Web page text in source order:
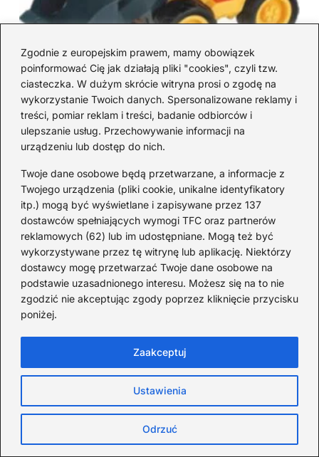
Zgodnie z europejskim prawem, mamy obowiązek
poinformować Cię jak działają pliki "cookies", czyli tzw.
ciasteczka. W dużym skrócie witryna prosi o zgodę na
wykorzystanie Twoich danych. Spersonalizowane reklamy i
treści, pomiar reklam i treści, badanie odbiorców i
ulepszanie usług. Przechowywanie informacji na
urządzeniu lub dostęp do nich.
Twoje dane osobowe będą przetwarzane, a informacje z
Twojego urządzenia (pliki cookie, unikalne identyfikatory
itp.) mogą być wyświetlane i zapisywane przez 137
dostawców spełniających wymogi TFC oraz partnerów
reklamowych (62) lub im udostępniane. Mogą też być
wykorzystywane przez tę witrynę lub aplikację. Niektórzy
dostawcy mogę przetwarzać Twoje dane osobowe na
podstawie uzasadnionego interesu. Możesz się na to nie
zgodzić nie akceptując zgody poprzez kliknięcie przycisku
poniżej.
Ustawienia
Odrzuć
Zaakceptuj
Najlepsze ładowarki zabawek dla dzieci –
trwałość i frajda w jednym
2026-08-05
Gdzie zrobić kurs opiekunki dziecięcej i